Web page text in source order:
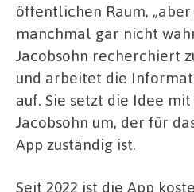
öffentlichen Raum,
manchmal gar nicht
Jacobsohn recherchiert
und arbeitet die
auf. Sie setzt die Idee
Jacobsohn um, der für
App zuständig ist.
Seit 2022 ist die App